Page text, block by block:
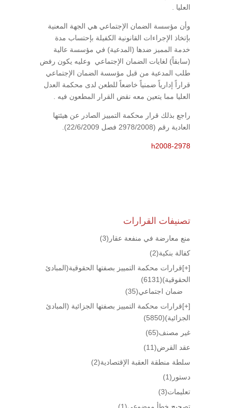
العليا .
وأن مؤسسة الضمان الإجتماعي هي الجهة المعنية
بإتخاذ الإجراءات القانونية الكفيلة بإحتساب مدة
خدمة المميز ضدها (المدعية) في مؤسسة عالية
(سابقاً) لغايات الضمان الإجتماعي وعليه يكون رفض
طلب المدعية من قبل مؤسسة الضمان الإجتماعي
قراراً إدارياً ضمنياً خاضعاً للطعن لدى محكمة العدل
العليا مما يتعين معه نقض القرار المطعون فيه .
راجع بذلك قرار محكمة التمييز الصادر عن هيئتها
العادية رقم (2978/2008 فصل 22/6/2009).
h2008-2978
تصنيفات القرارات
منع معارضة في منفعة عقار (3)
كفالة بنكية(2)
[+]قرارات محكمة التمييز بصفتها الحقوقية(المبادئ
الحقوقية)(6131)
ضمان اجتماعي(35)
[+]قرارات محكمة التمييز بصفتها الجزائية (المبادئ
الجزائية)(5850)
غير مصنف(65)
عقد القرض(11)
سلطة منطقة العقبة الإقتصادية(2)
دستور (1)
تعليمات(3)
تصحيح خطأ موضوعي(1)